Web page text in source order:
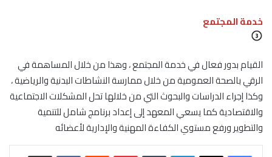
خدمة المجتمع
القيام بدور فعال في خدمة المجتمع ، وهذا من خلال المساهمة في
الرقي بالصحة العمومية من خلال ممارسة النشاطات البدنية والرياضية ،
وكذا إجراء الدراسات والبحوث التي من خلالها تحل المشكلات الاجتماعية
والاقتصادية كما يسعي المعهد إلى إعداد برنامج شامل للتنمية
والتطوير ورفع مستوي الكفاءة المهنية والإدارية لأعضائه